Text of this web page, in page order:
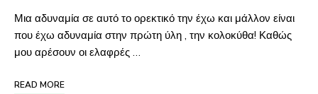
Μια αδυναμία σε αυτό το ορεκτικό την έχω και μάλλον είναι
που έχω αδυναμία στην πρώτη ύλη , την κολοκύθα! Καθώς
μου αρέσουν οι ελαφρές …
READ MORE